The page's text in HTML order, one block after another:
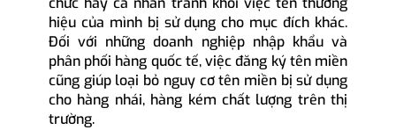
hiệu của mình bị sử dụng cho mục đích khác.
Đối với những doanh nghiệp nhập khẩu và
phân phối hàng quốc tế, việc đăng ký tên miền
cũng giúp loại bỏ nguy cơ tên miền bị sử dụng
cho hàng nhái, hàng kém chất lượng trên thị
trường.